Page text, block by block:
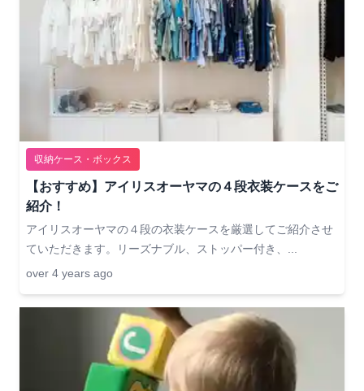
収納ケース・ボックス
【おすすめ】アイリスオーヤマの４段衣装ケースをご
紹介！
アイリスオーヤマの４段の衣装ケースを厳選してご紹介させ
ていただきます。リーズナブル、ストッパー付き、...
over 4 years ago